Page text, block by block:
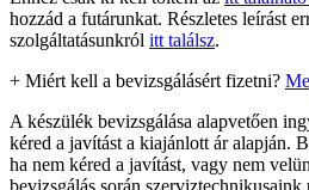
hozzád a futárunkat. Részletes leírást
szolgáltatásunkról itt találsz.
+ Miért kell a bevizsgálásért fizetni?
A készülék bevizsgálása alapvetően
kéred a javítást a kiajánlott ár alapján.
ha nem kéred a javítást, vagy nem
bevizsgálás során